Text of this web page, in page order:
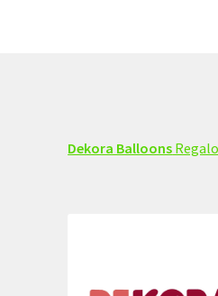
Dekora Balloons